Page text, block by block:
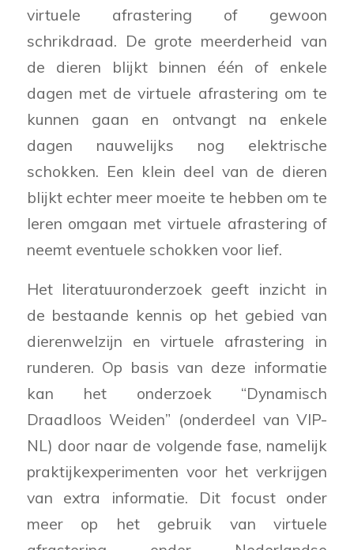
virtuele afrastering of gewoon
schrikdraad. De grote meerderheid van
de dieren blijkt binnen één of enkele
dagen met de virtuele afrastering om te
kunnen gaan en ontvangt na enkele
dagen nauwelijks nog elektrische
schokken. Een klein deel van de dieren
blijkt echter meer moeite te hebben om te
leren omgaan met virtuele afrastering of
neemt eventuele schokken voor lief.
Het literatuuronderzoek geeft inzicht in
de bestaande kennis op het gebied van
dierenwelzijn en virtuele afrastering in
runderen. Op basis van deze informatie
kan het onderzoek “Dynamisch
Draadloos Weiden” (onderdeel van VIP-
NL) door naar de volgende fase, namelijk
praktijkexperimenten voor het verkrijgen
van extra informatie. Dit focust onder
meer op het gebruik van virtuele